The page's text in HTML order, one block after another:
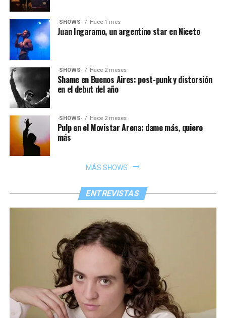
·SHOWS· Hace 1 mes
Juan Ingaramo, un argentino star en Niceto
·SHOWS· Hace 2 meses
Shame en Buenos Aires: post-punk y distorsión
en el debut del año
·SHOWS· Hace 2 meses
Pulp en el Movistar Arena: dame más, quiero
más
MÁS SHOWS
ENTREVISTAS